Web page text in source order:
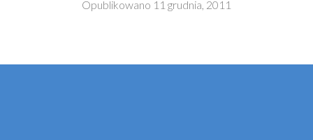
Opublikowano 11 grudnia, 2011